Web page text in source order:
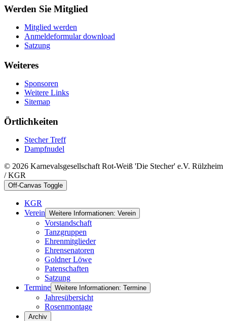
Werden Sie Mitglied
Mitglied werden
Anmeldeformular download
Satzung
Weiteres
Sponsoren
Weitere Links
Sitemap
Örtlichkeiten
Stecher Treff
Dampfnudel
© 2026 Karnevalsgesellschaft Rot-Weiß 'Die Stecher' e.V. Rülzheim
/ KGR
Off-Canvas Toggle
KGR
Verein Weitere Informationen: Verein
Vorstandschaft
Tanzgruppen
Ehrenmitglieder
Ehrensenatoren
Goldner Löwe
Patenschaften
Satzung
Termine Weitere Informationen: Termine
Jahresübersicht
Rosenmontage
Archiv